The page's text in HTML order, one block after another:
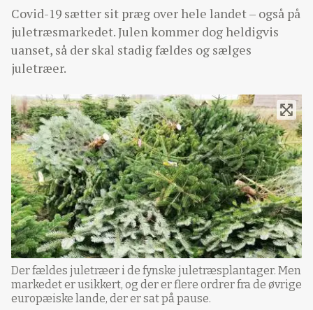
Covid-19 sætter sit præg over hele landet – også på
juletræsmarkedet. Julen kommer dog heldigvis
uanset, så der skal stadig fældes og sælges
juletræer.
Der fældes juletræer i de fynske juletræsplantager. Men
markedet er usikkert, og der er flere ordrer fra de øvrige
europæiske lande, der er sat på pause.